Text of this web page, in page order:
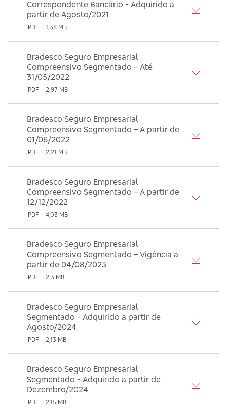
Correspondente Bancário - Adquirido a
partir de Agosto/2021
PDF 1,38 MB
Bradesco Seguro Empresarial
Compreensivo Segmentado – Até
31/05/2022
PDF 2,97 MB
Bradesco Seguro Empresarial
Compreensivo Segmentado – A partir de
01/06/2022
PDF 2,21 MB
Bradesco Seguro Empresarial
Compreensivo Segmentado – A partir de
12/12/2022
PDF 4,03 MB
Bradesco Seguro Empresarial
Compreensivo Segmentado – Vigência a
partir de 04/08/2023
PDF 2,3 MB
Bradesco Seguro Empresarial
Segmentado - Adquirido a partir de
Agosto/2024
PDF 2,13 MB
Bradesco Seguro Empresarial
Segmentado - Adquirido a partir de
Dezembro/2024
PDF 2,15 MB